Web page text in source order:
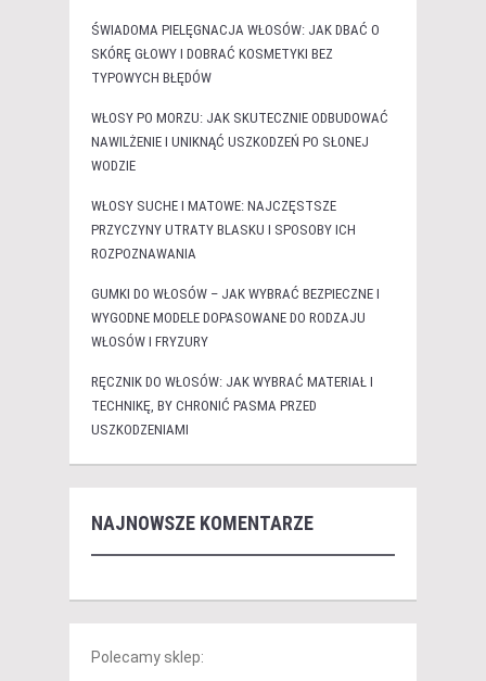
ŚWIADOMA PIELĘGNACJA WŁOSÓW: JAK DBAĆ O
SKÓRĘ GŁOWY I DOBRAĆ KOSMETYKI BEZ
TYPOWYCH BŁĘDÓW
WŁOSY PO MORZU: JAK SKUTECZNIE ODBUDOWAĆ
NAWILŻENIE I UNIKNĄĆ USZKODZEŃ PO SŁONEJ
WODZIE
WŁOSY SUCHE I MATOWE: NAJCZĘSTSZE
PRZYCZYNY UTRATY BLASKU I SPOSOBY ICH
ROZPOZNAWANIA
GUMKI DO WŁOSÓW – JAK WYBRAĆ BEZPIECZNE I
WYGODNE MODELE DOPASOWANE DO RODZAJU
WŁOSÓW I FRYZURY
RĘCZNIK DO WŁOSÓW: JAK WYBRAĆ MATERIAŁ I
TECHNIKĘ, BY CHRONIĆ PASMA PRZED
USZKODZENIAMI
NAJNOWSZE KOMENTARZE
Polecamy sklep: